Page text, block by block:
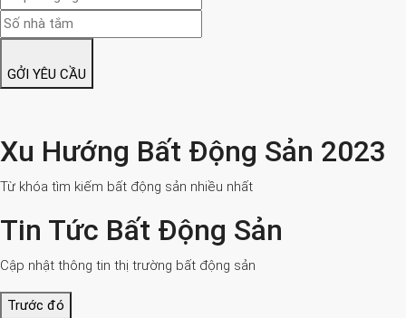
GỞI YÊU CẦU
Xu Hướng Bất Động Sản 2023
Từ khóa tìm kiếm bất động sản nhiều nhất
Tin Tức Bất Động Sản
Cập nhật thông tin thị trường bất động sản
Trước đó